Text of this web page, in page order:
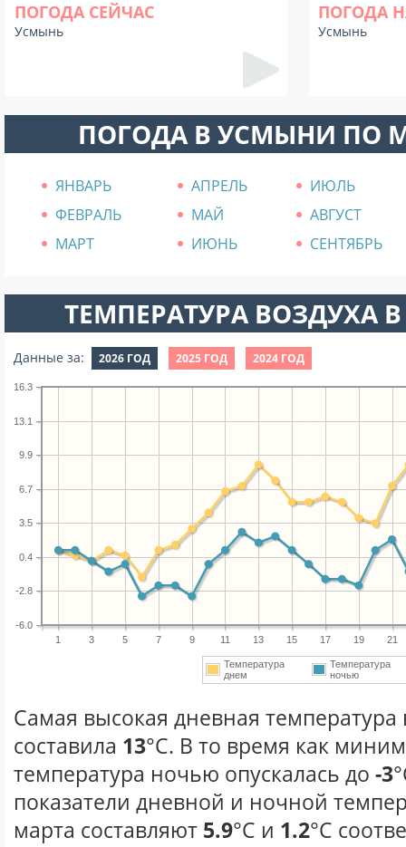
ПОГОДА СЕЙЧАС
Усмынь
ПОГОДА
Усмынь
ПОГОДА В УСМЫНИ ПО
ЯНВАРЬ АПРЕЛЬ
ИЮЛЬ
ФЕВРАЛЬ
МАЙ
АВГУСТ
МАРТ
ИЮНЬ СЕНТЯБРЬ
ТЕМПЕРАТУРА ВОЗДУХА В
Данные за: 2026 ГОД 2025 ГОД 2024 ГОД
1 3 5 7 9 11 13 15 17 19 21
-6.0
-2.8
0.4
3.5
6.7
9.9
13.1
16.3
Температура
днем
Температура
ночью
Самая высокая дневная температура
составила 13°С. В то время как
температура ночью опускалась до -3
показатели дневной и ночной
марта составляют 5.9°С и 1.2°С